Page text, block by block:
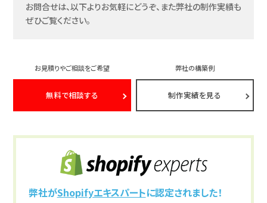
お問合せは、以下よりお気軽にどうぞ、また弊社の制作実績も
ぜひご覧ください。
お見積りやご相談をご希望
無料で相談する
弊社の構築例
制作実績を見る
弊社がShopifyエキスパートに認定されました！